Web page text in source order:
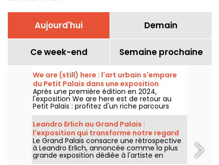
Aujourd'hui Demain
Ce week-end Semaine prochaine
We are (still) here : l'art urbain s'empare
du Petit Palais dans une exposition
gratuite cet été
Après une première édition en 2024,
l'exposition We are here est de retour au
Petit Palais : profitez d'un riche parcours
d'art urbain en plein cœur du musée des
Beaux-Arts. L'exposition est visible
gratuitement du 20 juin au 20 septembre
2026.
Leandro Erlich au Grand Palais :
l'exposition qui transforme notre regard
sur le réel - nos photos
Le Grand Palais consacre une rétrospective
à Leandro Erlich, annoncée comme la plus
grande exposition dédiée à l'artiste en
Europe ! Rendez-vous du 2 juin au 6